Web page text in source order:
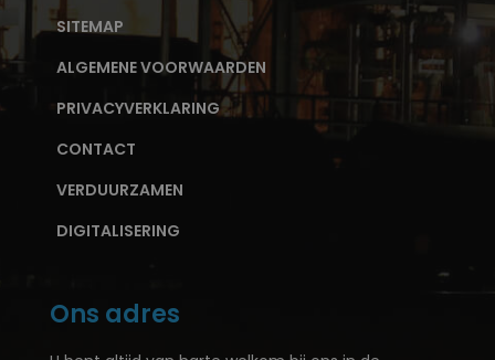
SITEMAP
ALGEMENE VOORWAARDEN
PRIVACYVERKLARING
CONTACT
VERDUURZAMEN
DIGITALISERING
Ons adres